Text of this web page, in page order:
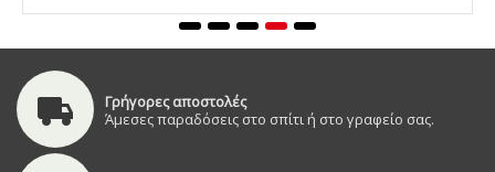
Γρήγορες αποστολές
Άμεσες παραδόσεις στο σπίτι ή στο γραφείο σας.